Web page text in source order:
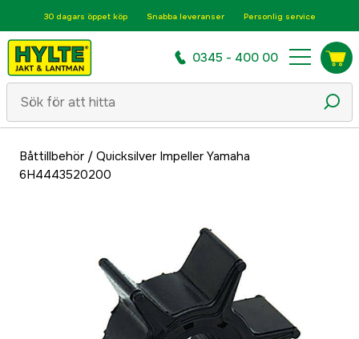
30 dagars öppet köp Snabba leveranser Personlig service
0345 - 400 00
Båttillbehör/ Quicksilver Impeller Yamaha
6H4443520200